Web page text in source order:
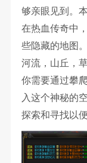
够亲眼见到。
在热血传奇中
些隐藏的地图
河流，山丘，
你需要通过攀
入这个神秘的
探索和寻找以